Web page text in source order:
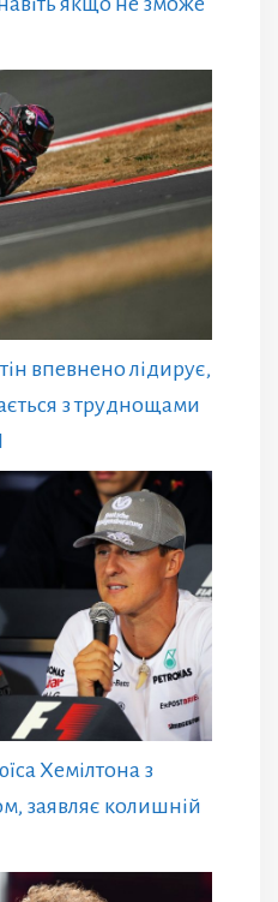
впевнено лідирує,
з труднощами
Хемілтона з
заявляє колишній